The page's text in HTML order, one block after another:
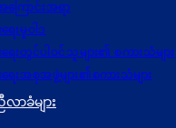
ကြောင်းအရာ
ရေးမူဝါဒ
းရေးတွင်ပါဝင်သူများ၏ စကားသံများ
းရေးအစုအဖွဲ့များ၏စကားသံများ
လာခံများ